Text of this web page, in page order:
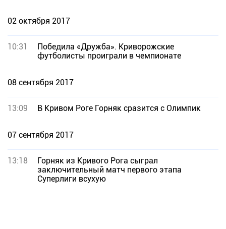
02 октября 2017
10:31
Победила «Дружба». Криворожские
футболисты проиграли в чемпионате
08 сентября 2017
13:09 В Кривом Роге Горняк сразится с Олимпик
07 сентября 2017
13:18
Горняк из Кривого Рога сыграл
заключительный матч первого этапа
Суперлиги всухую